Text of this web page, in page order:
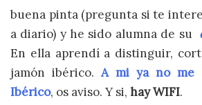
buena pinta (pregunta si te
a diario) y he sido alumna de su
En ella aprendí a distinguir,
jamón ibérico. A mi ya no me
Ibérico, os aviso. Y si, hay WIFI.